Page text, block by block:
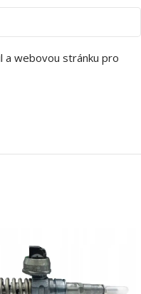
a webovou stránku pro